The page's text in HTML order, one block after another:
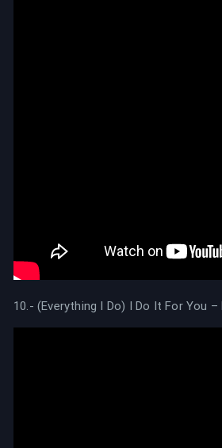
10.- (Everything I Do) I Do It For You –